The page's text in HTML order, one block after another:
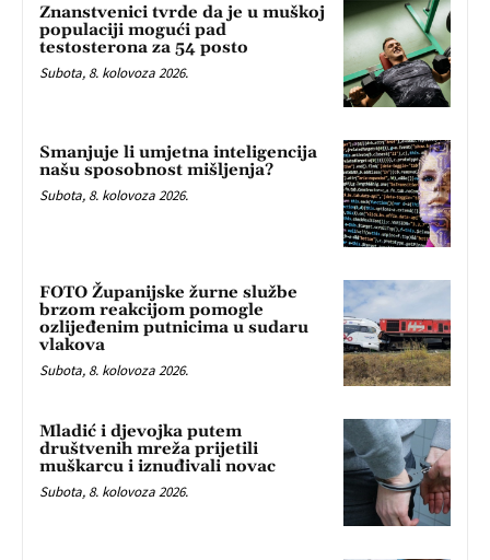
Znanstvenici tvrde da je u muškoj
populaciji mogući pad
testosterona za 54 posto
Subota, 8. kolovoza 2026.
Smanjuje li umjetna inteligencija
našu sposobnost mišljenja?
Subota, 8. kolovoza 2026.
FOTO Županijske žurne službe
brzom reakcijom pomogle
ozlijeđenim putnicima u sudaru
vlakova
Subota, 8. kolovoza 2026.
Mladić i djevojka putem
društvenih mreža prijetili
muškarcu i iznuđivali novac
Subota, 8. kolovoza 2026.